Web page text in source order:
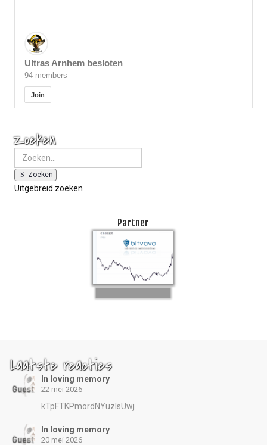
Ultras Arnhem besloten
94 members
Join
Zoeken
Zoeken
Uitgebreid zoeken
Partner
Laatste reacties
In loving memory
22 mei 2026
kTpFTKPmordNYuzIsUwj
In loving memory
20 mei 2026